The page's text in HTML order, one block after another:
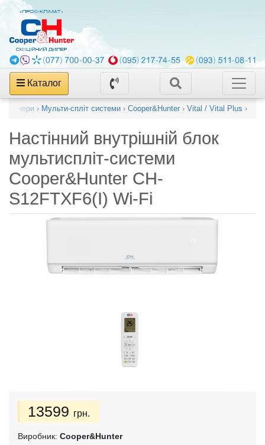
Каталог
› Мульти-спліт системи › Cooper&Hunter › Vital / Vital Plus ›
Настінний внутрішній блок
мультиспліт-системи
Cooper&Hunter CH-
S12FTXF6(I) Wi-Fi
13599 грн.
Виробник: Cooper&Hunter